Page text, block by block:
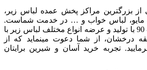
از بزرگترین مراکز پخش عمده لباس زیر،
لباس خواب و … در خدمت شماست.
مجموعه بزرگ پوشاک 90 با تولید و عرضه انواع مختلف لباس زیر با
سابقه درخشان، از شما دعوت مینماید که از
تجربه خرید آسان و شیرین برایتان